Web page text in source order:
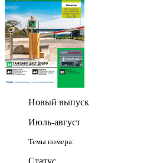
Новый выпуск
Июль-август
Темы номера:
Статус